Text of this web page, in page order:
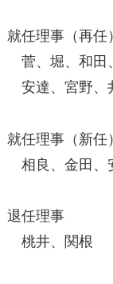
事（再任）
、和田、石井
宮野、井
事（新任）
金田、
理事
、関根